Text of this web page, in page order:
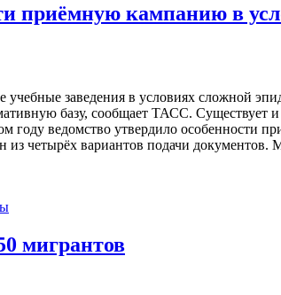
приёмную кампанию в
заведения в условиях сложной
базу, сообщает ТАСС. Существует
ведомство утвердило особенности
четырёх вариантов подачи
мигрантов